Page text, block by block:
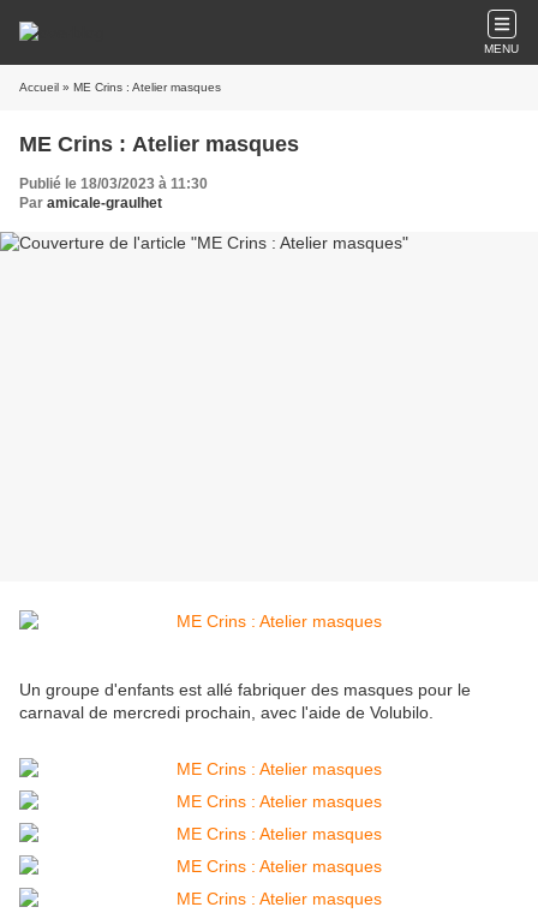
MENU
Accueil » ME Crins : Atelier masques
ME Crins : Atelier masques
Publié le 18/03/2023 à 11:30
Par amicale-graulhet
Un groupe d'enfants est allé fabriquer des masques pour le
carnaval de mercredi prochain, avec l'aide de Volubilo.